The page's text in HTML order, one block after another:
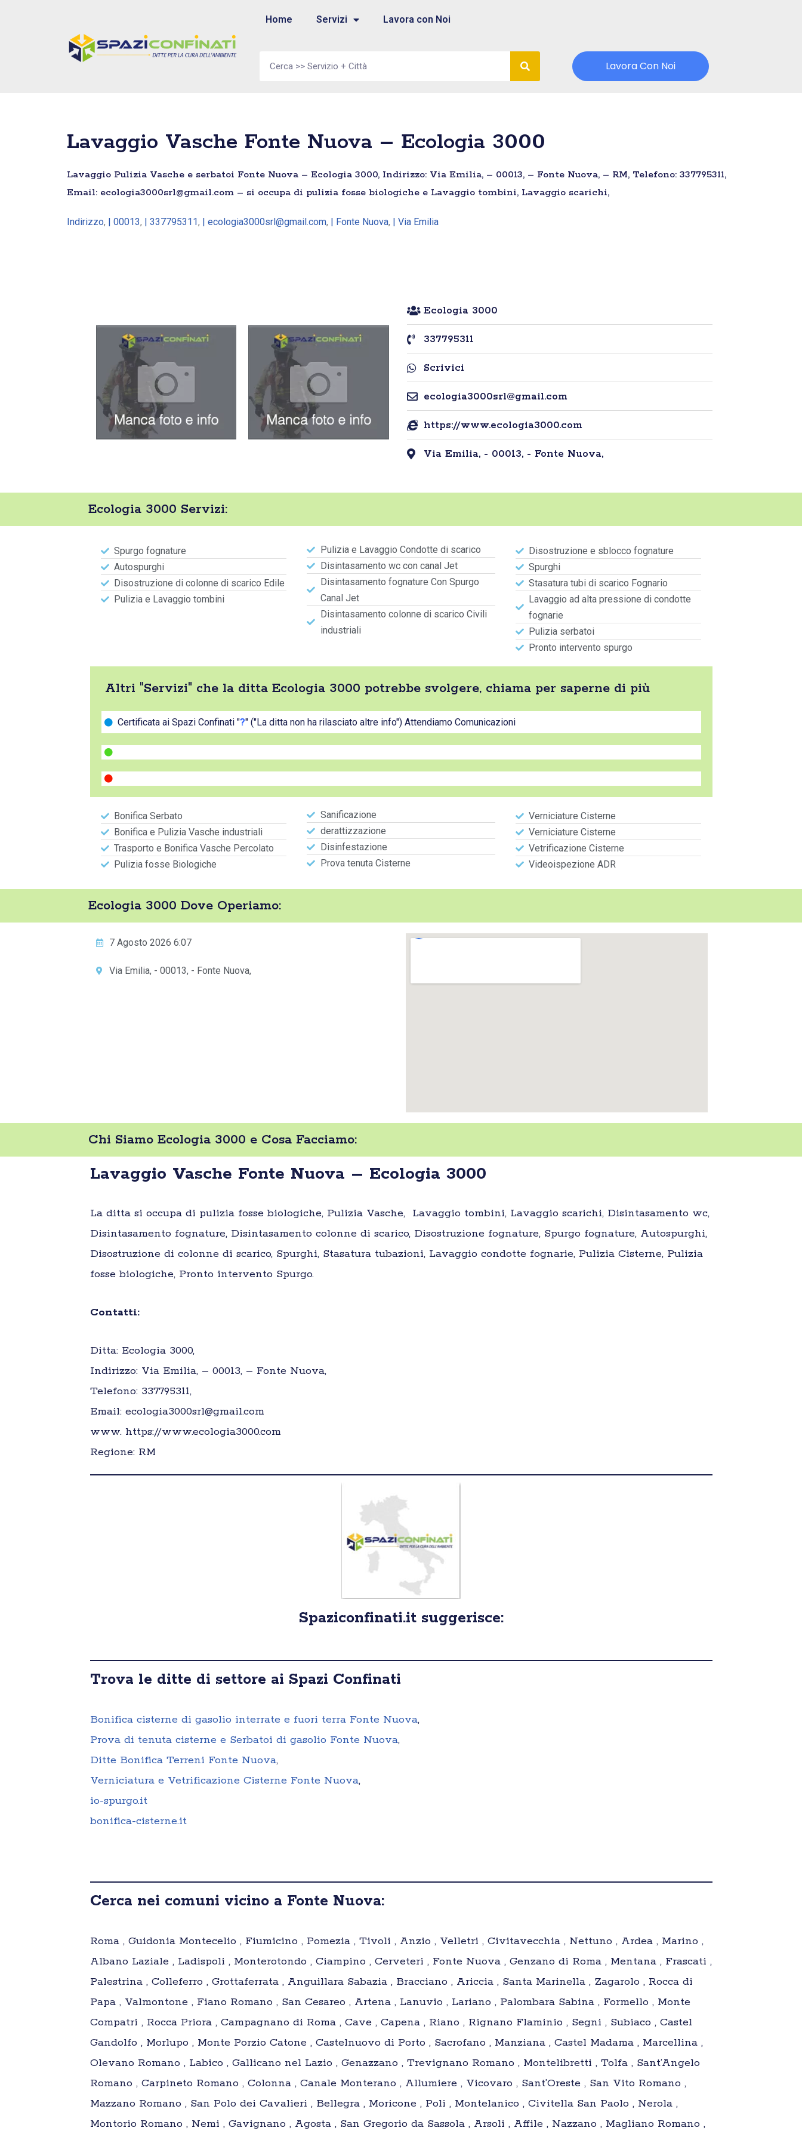
Home Servizi Lavora con Noi
Lavora Con Noi
Lavaggio Vasche Fonte Nuova – Ecologia 3000
Lavaggio Pulizia Vasche e serbatoi Fonte Nuova – Ecologia 3000, Indirizzo: Via Emilia, – 00013, – Fonte Nuova, – RM, Telefono: 337795311,
Email: ecologia3000srl@gmail.com – si occupa di pulizia fosse biologiche e Lavaggio tombini, Lavaggio scarichi,
Indirizzo, | 00013, | 337795311, | ecologia3000srl@gmail.com, | Fonte Nuova, | Via Emilia
Ecologia 3000
337795311
Scrivici
ecologia3000srl@gmail.com
https://www.ecologia3000.com
Via Emilia, - 00013, - Fonte Nuova,
Ecologia 3000 Servizi:
Spurgo fognature
Autospurghi
Disostruzione di colonne di scarico Edile
Pulizia e Lavaggio tombini
Pulizia e Lavaggio Condotte di scarico
Disintasamento wc con canal Jet
Disintasamento fognature Con Spurgo
Canal Jet
Disintasamento colonne di scarico Civili
industriali
Disostruzione e sblocco fognature
Spurghi
Stasatura tubi di scarico Fognario
Lavaggio ad alta pressione di condotte
fognarie
Pulizia serbatoi
Pronto intervento spurgo
Altri "Servizi" che la ditta Ecologia 3000 potrebbe svolgere, chiama per saperne di più
Certificata ai Spazi Confinati "?" ("La ditta non ha rilasciato altre info") Attendiamo Comunicazioni
Bonifica Serbato
Bonifica e Pulizia Vasche industriali
Trasporto e Bonifica Vasche Percolato
Pulizia fosse Biologiche
Sanificazione
derattizzazione
Disinfestazione
Prova tenuta Cisterne
Verniciature Cisterne
Verniciature Cisterne
Vetrificazione Cisterne
Videoispezione ADR
Ecologia 3000 Dove Operiamo:
7 Agosto 2026 6:07
Via Emilia, - 00013, - Fonte Nuova,
Chi Siamo Ecologia 3000 e Cosa Facciamo:
Lavaggio Vasche Fonte Nuova – Ecologia 3000
La ditta si occupa di pulizia fosse biologiche, Pulizia Vasche, Lavaggio tombini, Lavaggio scarichi, Disintasamento wc,
Disintasamento fognature, Disintasamento colonne di scarico, Disostruzione fognature, Spurgo fognature, Autospurghi,
Disostruzione di colonne di scarico, Spurghi, Stasatura tubazioni, Lavaggio condotte fognarie, Pulizia Cisterne, Pulizia
fosse biologiche, Pronto intervento Spurgo.
Contatti:
Ditta: Ecologia 3000,
Indirizzo: Via Emilia, – 00013, – Fonte Nuova,
Telefono: 337795311,
Email: ecologia3000srl@gmail.com
www. https://www.ecologia3000.com
Regione: RM
Spaziconfinati.it suggerisce:
Trova le ditte di settore ai Spazi Confinati
Bonifica cisterne di gasolio interrate e fuori terra Fonte Nuova,
Prova di tenuta cisterne e Serbatoi di gasolio Fonte Nuova,
Ditte Bonifica Terreni Fonte Nuova,
Verniciatura e Vetrificazione Cisterne Fonte Nuova,
io-spurgo.it
bonifica-cisterne.it
Cerca nei comuni vicino a Fonte Nuova:
Roma , Guidonia Montecelio , Fiumicino , Pomezia , Tivoli , Anzio , Velletri , Civitavecchia , Nettuno , Ardea , Marino ,
Albano Laziale , Ladispoli , Monterotondo , Ciampino , Cerveteri , Fonte Nuova , Genzano di Roma , Mentana , Frascati ,
Palestrina , Colleferro , Grottaferrata , Anguillara Sabazia , Bracciano , Ariccia , Santa Marinella , Zagarolo , Rocca di
Papa , Valmontone , Fiano Romano , San Cesareo , Artena , Lanuvio , Lariano , Palombara Sabina , Formello , Monte
Compatri , Rocca Priora , Campagnano di Roma , Cave , Capena , Riano , Rignano Flaminio , Segni , Subiaco , Castel
Gandolfo , Morlupo , Monte Porzio Catone , Castelnuovo di Porto , Sacrofano , Manziana , Castel Madama , Marcellina ,
Olevano Romano , Labico , Gallicano nel Lazio , Genazzano , Trevignano Romano , Montelibretti , Tolfa , Sant’Angelo
Romano , Carpineto Romano , Colonna , Canale Monterano , Allumiere , Vicovaro , Sant’Oreste , San Vito Romano ,
Mazzano Romano , San Polo dei Cavalieri , Bellegra , Moricone , Poli , Montelanico , Civitella San Paolo , Nerola ,
Montorio Romano , Nemi , Gavignano , Agosta , San Gregorio da Sassola , Arsoli , Affile , Nazzano , Magliano Romano ,